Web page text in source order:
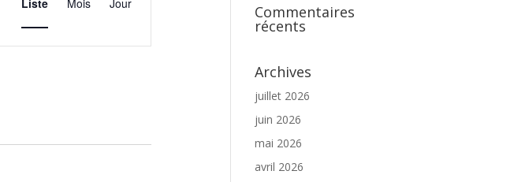
Liste Mois Jour Commentaires
récents
Archives
juillet 2026
juin 2026
mai 2026
avril 2026